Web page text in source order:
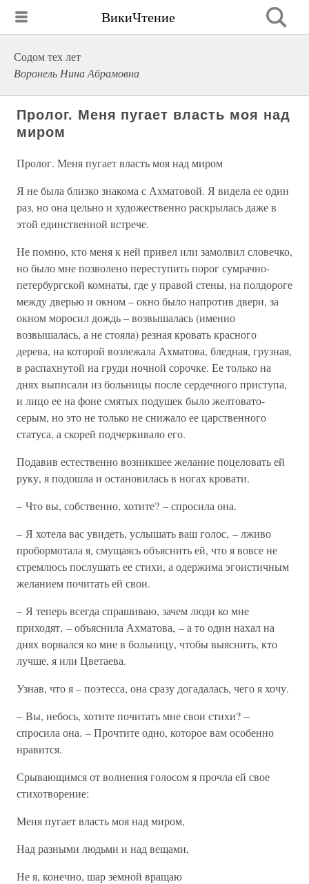
ВикиЧтение
Содом тех лет
Воронель Нина Абрамовна
Пролог. Меня пугает власть моя над
миром
Пролог. Меня пугает власть моя над миром
Я не была близко знакома с Ахматовой. Я видела ее один
раз, но она цельно и художественно раскрылась даже в
этой единственной встрече.
Не помню, кто меня к ней привел или замолвил словечко,
но было мне позволено переступить порог сумрачно-
петербургской комнаты, где у правой стены, на полдороге
между дверью и окном – окно было напротив двери, за
окном моросил дождь – возвышалась (именно
возвышалась, а не стояла) резная кровать красного
дерева, на которой возлежала Ахматова, бледная, грузная,
в распахнутой на груди ночной сорочке. Ее только на
днях выписали из больницы после сердечного приступа,
и лицо ее на фоне смятых подушек было желтовато-
серым, но это не только не снижало ее царственного
статуса, а скорей подчеркивало его.
Подавив естественно возникшее желание поцеловать ей
руку, я подошла и остановилась в ногах кровати.
– Что вы, собственно, хотите? – спросила она.
– Я хотела вас увидеть, услышать ваш голос, – лживо
пробормотала я, смущаясь объяснить ей, что я вовсе не
стремлюсь послушать ее стихи, а одержима эгоистичным
желанием почитать ей свои.
– Я теперь всегда спрашиваю, зачем люди ко мне
приходят, – объяснила Ахматова, – а то один нахал на
днях ворвался ко мне в больницу, чтобы выяснить, кто
лучше, я или Цветаева.
Узнав, что я – поэтесса, она сразу догадалась, чего я хочу.
– Вы, небось, хотите почитать мне свои стихи? –
спросила она. – Прочтите одно, которое вам особенно
нравится.
Срывающимся от волнения голосом я прочла ей свое
стихотворение:
Меня пугает власть моя над миром,
Над разными людьми и над вещами,
Не я, конечно, шар земной вращаю